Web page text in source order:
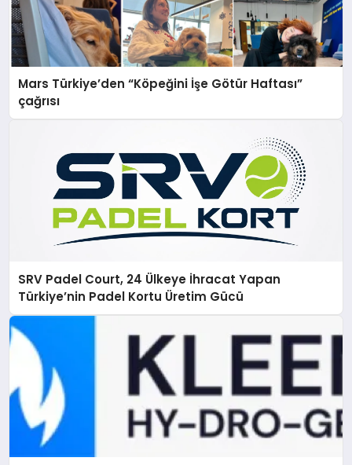
Mars Türkiye’den “Köpeğini İşe Götür Haftası”
çağrısı
SRV Padel Court, 24 Ülkeye İhracat Yapan
Türkiye’nin Padel Kortu Üretim Gücü